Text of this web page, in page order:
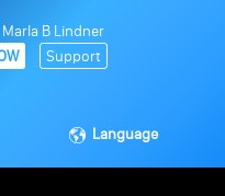
Marla B Lindner
Support
Language